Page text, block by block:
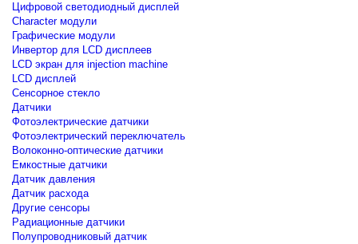
Цифровой светодиодный дисплей
Сharacter модули
Графические модули
Инвертор для LCD дисплеев
LCD экран для injection machine
LCD дисплей
Сенсорное стекло
Датчики
Фотоэлектрические датчики
Фотоэлектрический переключатель
Волоконно-оптические датчики
Емкостные датчики
Датчик давления
Датчик расхода
Другие сенсоры
Радиационные датчики
Полупроводниковый датчик